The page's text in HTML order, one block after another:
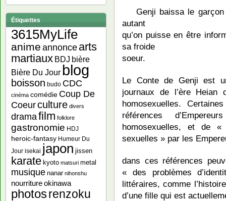
Genji baissa le garçon
autant
qu’on puisse en être
sa froide
soeur.
Le Conte de Genji est
journaux de l’ère Heian
homosexuelles.
références
homosexuelles, et de
sexuelles » par les
dans ces références
« des problèmes
littéraires, comme
d’une fille qui est
articles
Étiquettes
3615MyLife
anime annonce arts
martiaux BDJ bière
Bière Du Jour blog
boisson budo CDC
cinéma comédie Coup De
Coeurculture divers
dramafilm folklore
gastronomie HDJ
heroic-fantasy Humeur Du
Jour isekai japon jissen
karate kyoto matsuri metal
musique nanar nihonshu
nourritureokinawa
photosrenzoku